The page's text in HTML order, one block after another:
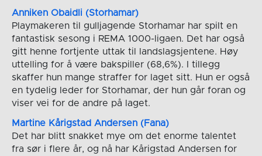
Anniken Obaidli (Storhamar)
Playmakeren til gulljagende Storhamar har spilt en
fantastisk sesong i REMA 1000-ligaen. Det har også
gitt henne fortjente uttak til landslagsjentene. Høy
uttelling for å være bakspiller (68,6%). I tillegg
skaffer hun mange straffer for laget sitt. Hun er også
en tydelig leder for Storhamar, der hun går foran og
viser vei for de andre på laget.
Martine Kårigstad Andersen (Fana)
Det har blitt snakket mye om det enorme talentet
fra sør i flere år, og nå har Kårigstad Andersen for